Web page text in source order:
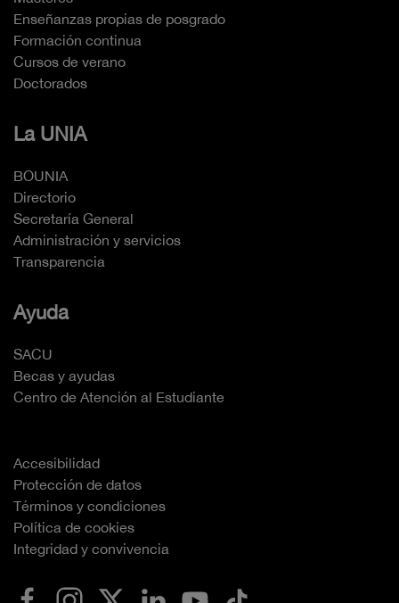
Enseñanzas propias de posgrado
Formación continua
Cursos de verano
Doctorados
La UNIA
BOUNIA
Directorio
Secretaría General
Administración y servicios
Transparencia
Ayuda
SACU
Becas y ayudas
Centro de Atención al Estudiante
Accesibilidad
Protección de datos
Términos y condiciones
Política de cookies
Integridad y convivencia